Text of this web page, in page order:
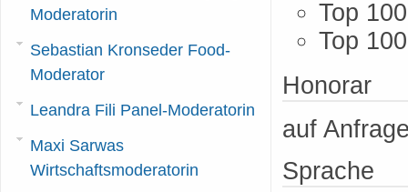
Top
Top
Honorar
auf
Sprache
Moderatorin
Sebastian Kronseder Food-
Moderator
Leandra Fili Panel-Moderatorin
Maxi Sarwas
Wirtschaftsmoderatorin